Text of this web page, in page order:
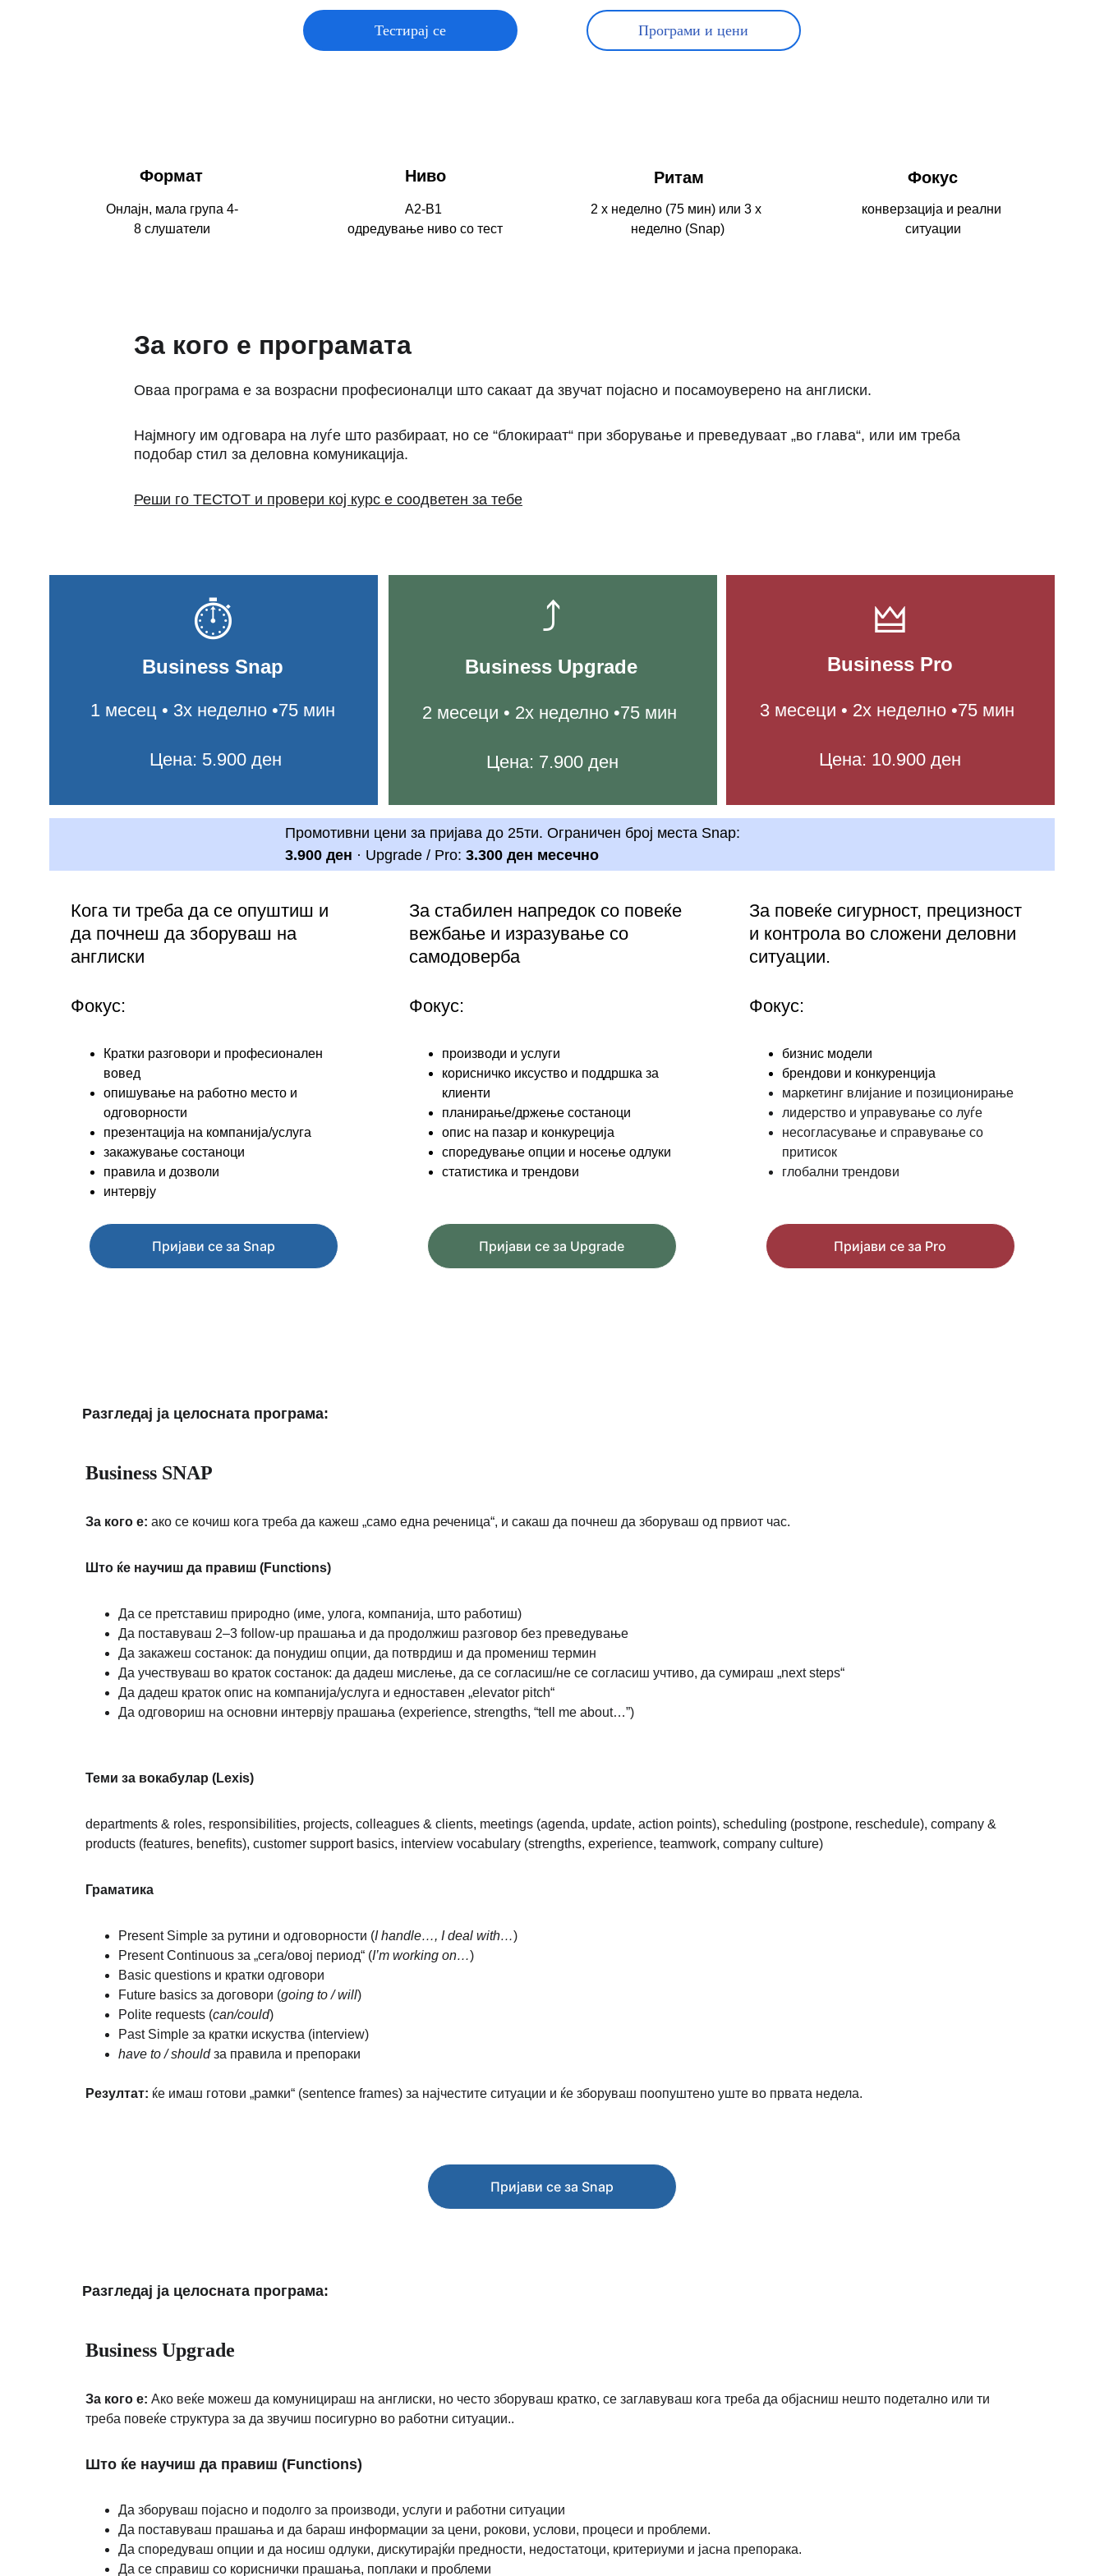
Тестирај се Програми и цени
Формат
Онлајн, мала група 4-
8 слушатели
А2-B1
2 x неделно (75 мин) или 3 x
неделно (Snap)
Ниво Ритам Фокус
конверзација и реални
ситуации
одредување ниво со тест
За кого е програмата
Оваа програма е за возрасни професионалци што сакаат да звучат појасно и посамоуверено на англиски.
Најмногу им одговара на луѓе што разбираат, но се “блокираат“ при зборување и преведуваат „во глава“, или им треба
подобар стил за деловна комуникација.
Реши го ТЕСТОТ и провери кој курс е соодветен за тебе
⏱
1 месец • 3x неделно •75 мин
Цена: 5.900 ден
🜲
⤴
Business Pro
2 месеци • 2x неделно •75 мин
Цена: 7.900 ден
3 месеци • 2x неделно •75 мин
Цена: 10.900 ден
Business Snap Business Upgrade
Кога ти треба да се опуштиш и
да почнеш да зборуваш на
англиски
Фокус:
Кратки разговори и професионален
вовед
опишување на работно место и
одговорности
презентација на компанија/услуга
закажување состаноци
правила и дозволи
интервју
За стабилен напредок со повеќе
вежбање и изразување со
самодоверба
Фокус:
производи и услуги
корисничко иксуство и поддршка за
клиенти
планирање/држење состаноци
опис на пазар и конкуреција
споредување опции и носење одлуки
статистика и трендови
За повеќе сигурност, прецизност
и контрола во сложени деловни
ситуации.
Фокус:
бизнис модели
брендови и конкуренција
маркетинг влијание и позиционирање
лидерство и управување со луѓе
несогласување и справување со
притисок
глобални трендови
Пријави се за Upgrade Пријави се за Pro
Пријави се за Snap
Промотивни цени за пријава до 25ти. Ограничен број места Snap:
3.900 ден · Upgrade / Pro: 3.300 ден месечно
Разгледај ја целосната програма:
Business SNAP
За кого е: ако се кочиш кога треба да кажеш „само една реченица“, и сакаш да почнеш да зборуваш од првиот час.
Што ќе научиш да правиш (Functions)
Да се претставиш природно (име, улога, компанија, што работиш)
Да поставуваш 2–3 follow-up прашања и да продолжиш разговор без преведување
Да закажеш состанок: да понудиш опции, да потврдиш и да промениш термин
Да учествуваш во краток состанок: да дадеш мислење, да се согласиш/не се согласиш учтиво, да сумираш „next steps“
Да дадеш краток опис на компанија/услуга и едноставен „elevator pitch“
Да одговориш на основни интервју прашања (experience, strengths, “tell me about…”)
Теми за вокабулар (Lexis)
departments & roles, responsibilities, projects, colleagues & clients, meetings (agenda, update, action points), scheduling (postpone, reschedule), company &
products (features, benefits), customer support basics, interview vocabulary (strengths, experience, teamwork, company culture)
Граматика
Present Simple за рутини и одговорности (I handle…, I deal with…)
Present Continuous за „сега/овој период“ (I’m working on…)
Basic questions и кратки одговори
Future basics за договори (going to / will)
Polite requests (can/could)
Past Simple за кратки искуства (interview)
have to / should за правила и препораки
Резултат: ќе имаш готови „рамки“ (sentence frames) за најчестите ситуации и ќе зборуваш поопуштено уште во првата недела.
Пријави се за Snap
Разгледај ја целосната програма:
Business Upgrade
За кого е: Ако веќе можеш да комуницираш на англиски, но често зборуваш кратко, се заглавуваш кога треба да објасниш нешто подетално или ти
треба повеќе структура за да звучиш посигурно во работни ситуации..
Што ќе научиш да правиш (Functions)
Да зборуваш појасно и подолго за производи, услуги и работни ситуации
Да поставуваш прашања и да бараш информации за цени, рокови, услови, процеси и проблеми.
Да споредуваш опции и да носиш одлуки, дискутирајќи предности, недостатоци, критериуми и јасна препорака.
Да се справиш со кориснички прашања, поплаки и проблеми